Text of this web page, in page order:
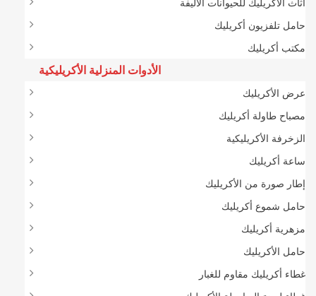
حامل تلفزيون أكريليك
مكتب أكريليك
الأدوات المنزلية الأكريليكية
عرض الأكريليك
مصباح طاولة أكريليك
الزخرفة الأكريليكية
ساعة أكريليك
إطار صورة من الأكريليك
حامل شموع أكريليك
مزهرية أكريليك
حامل الأكريليك
غطاء أكريليك مقاوم للغبار